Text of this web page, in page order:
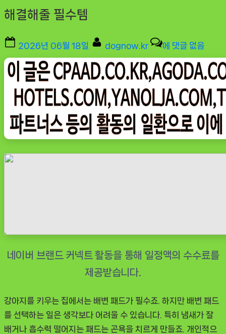
해결해줄 필수템
Posted
on
2026년 06월 18일 By
dognow.kr
강
아
지
꺼
운
배
변
패
을
해
줄
필
에 댓글 없음
강아지를 키우는 집에서는 배변 패드가 필수죠. 하지만 배변 패드
를 선택하는 일은 생각보다 어려울 수 있습니다. 특히 냄새가 잘
배거나 흡수력 떨어지는 패드는 곤욕을 치르게 만들죠. 개인적으